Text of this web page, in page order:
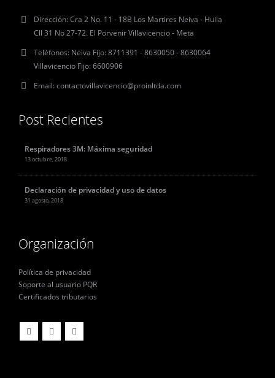
Dirección:Cra 2 No. 11 - 18B Los Martires Neiva - Huila
Cll 31 No 27-72. El Porvenir Villavicencio - Meta
Teléfonos: Neiva Fijo: 8711391 - 8630050 - 8630064
Villavicencio Fijo: 6600906
Email:contactovillavicencio@proinltda.com
Post Recientes
Respiradores 3M: Máxima seguridad
13 octubre, 2018
Declaración de privacidad y uso de datos
31 agosto, 2018
Organización
Política de privacidad
Soporte al usuario PQR
Certificados tributarios